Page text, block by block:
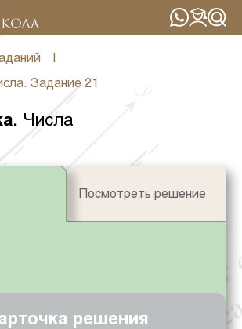
Задание 21
. Числа
Посмотреть решение
решения